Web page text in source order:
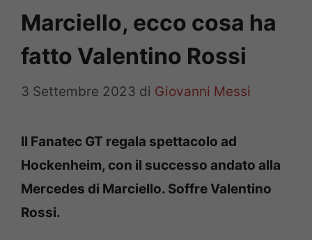
Marciello, ecco cosa ha
fatto Valentino Rossi
3 Settembre 2023 di Giovanni Messi
Il Fanatec GT regala spettacolo ad
Hockenheim, con il successo andato alla
Mercedes di Marciello. Soffre Valentino
Rossi.